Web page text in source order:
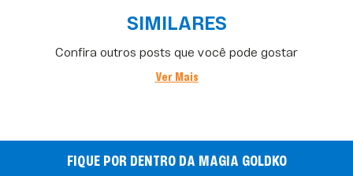
SIMILARES
Confira outros posts que você pode gostar
Ver Mais
FIQUE POR DENTRO DA MAGIA GOLDKO